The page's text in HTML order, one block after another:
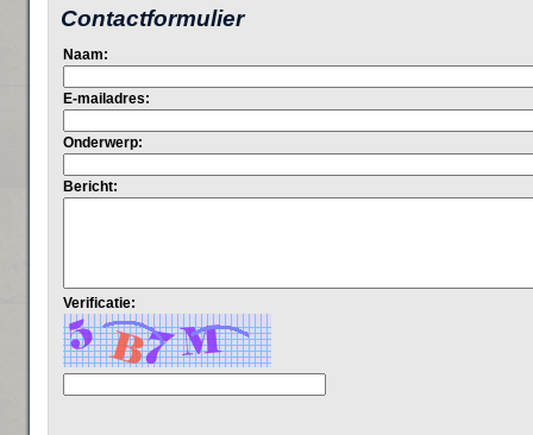
Contactformulier
Naam:
E-mailadres:
Onderwerp:
Bericht:
Verificatie: